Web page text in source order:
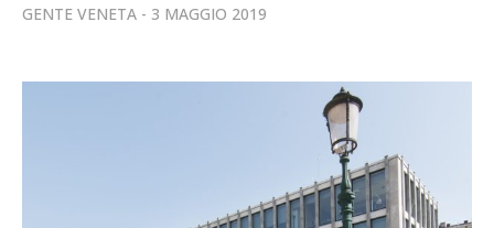
GENTE VENETA 3 MAGGIO 2019